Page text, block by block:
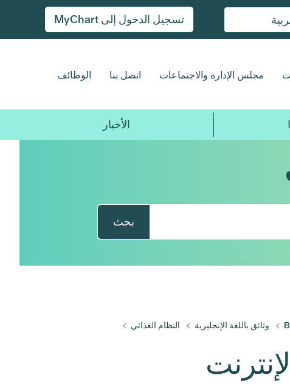
تسجيل الدخول إلى MyChart
مجلس الإدارة والاجتماعات اتصل بنا الوظائف
الأخبار
بحث
وثائق باللغة الإنجليزية
النظام الغذائي